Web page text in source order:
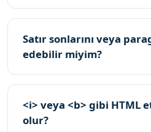
Satır sonlarını veya
edebilir miyim?
<i> veya <b> gibi HTML
olur?